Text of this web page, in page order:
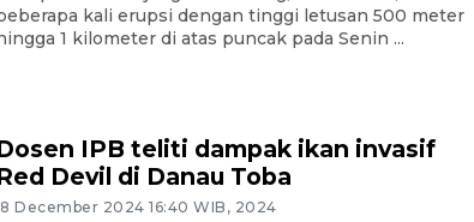
kali erupsi dengan tinggi letusan 500 meter
1 kilometer di atas puncak pada Senin ...
IPB teliti dampak ikan invasif
Devil di Danau Toba
December 2024 16:40 WIB, 2024